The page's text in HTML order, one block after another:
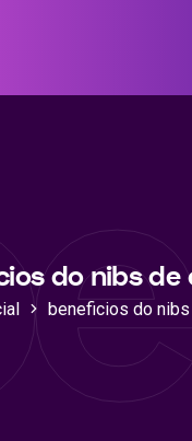
do nibs de
beneficios do nibs